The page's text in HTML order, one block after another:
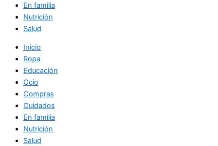
En familia
Nutrición
Salud
Inicio
Ropa
Educación
Ocio
Compras
Cuidados
En familia
Nutrición
Salud